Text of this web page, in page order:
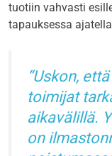
tuotiin vahvasti
tapauksessa
Uskon,
toimijat
aikavälillä.
on